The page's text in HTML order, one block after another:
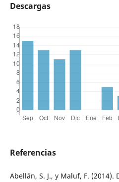
Descargas
Referencias
Abellán, S. J., y Maluf, F. (2014).